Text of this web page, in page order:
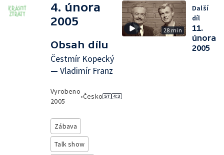
4. února
2005
Obsah dílu
Čestmír Kopecký
— Vladimír Franz
Vyrobeno
2005
•Česko
Zábava
Talk show
28 min
Další
díl
11.
února
2005